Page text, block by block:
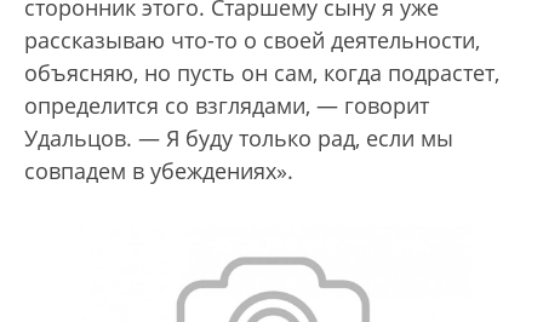
сторонник этого. Старшему сыну я уже
рассказываю что-то о своей деятельности,
объясняю, но пусть он сам, когда подрастет,
определится со взглядами, — говорит
Удальцов. — Я буду только рад, если мы
совпадем в убеждениях».